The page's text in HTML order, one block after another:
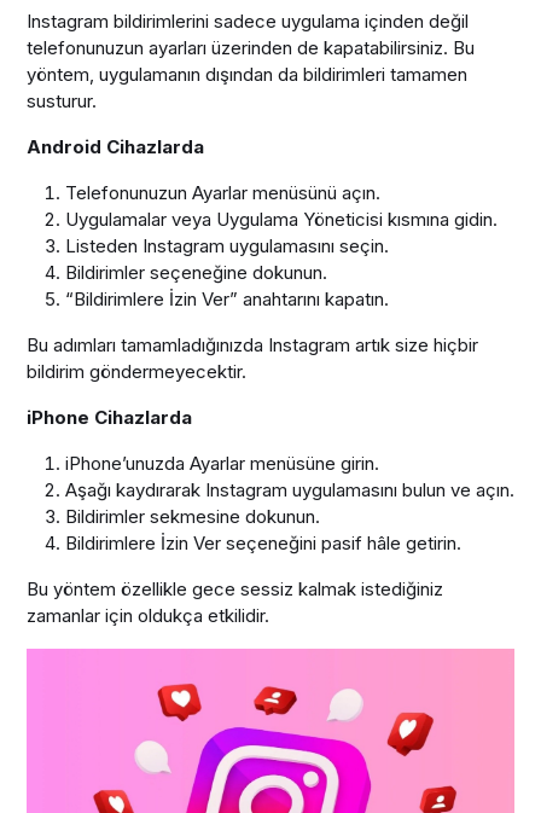
Instagram bildirimlerini sadece uygulama içinden değil
telefonunuzun ayarları üzerinden de kapatabilirsiniz. Bu
yöntem, uygulamanın dışından da bildirimleri tamamen
susturur.
Android Cihazlarda
Telefonunuzun Ayarlar menüsünü açın.
Uygulamalar veya Uygulama Yöneticisi kısmına gidin.
Listeden Instagram uygulamasını seçin.
Bildirimler seçeneğine dokunun.
“Bildirimlere İzin Ver” anahtarını kapatın.
Bu adımları tamamladığınızda Instagram artık size hiçbir
bildirim göndermeyecektir.
iPhone Cihazlarda
iPhone’unuzda Ayarlar menüsüne girin.
Aşağı kaydırarak Instagram uygulamasını bulun ve açın.
Bildirimler sekmesine dokunun.
Bildirimlere İzin Ver seçeneğini pasif hâle getirin.
Bu yöntem özellikle gece sessiz kalmak istediğiniz
zamanlar için oldukça etkilidir.